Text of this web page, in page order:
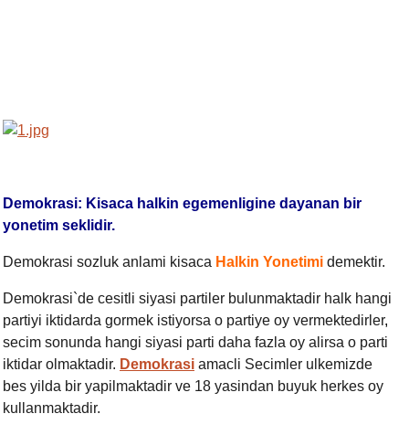
Demokrasi: Kisaca halkin egemenligine dayanan bir
yonetim seklidir.
Demokrasi sozluk anlami kisaca Halkin Yonetimi demektir.
Demokrasi`de cesitli siyasi partiler bulunmaktadir halk hangi
partiyi iktidarda gormek istiyorsa o partiye oy vermektedirler,
secim sonunda hangi siyasi parti daha fazla oy alirsa o parti
iktidar olmaktadir. Demokrasi amacli Secimler ulkemizde
bes yilda bir yapilmaktadir ve 18 yasindan buyuk herkes oy
kullanmaktadir.